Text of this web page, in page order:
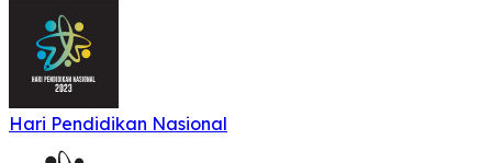
Hari Pendidikan Nasional